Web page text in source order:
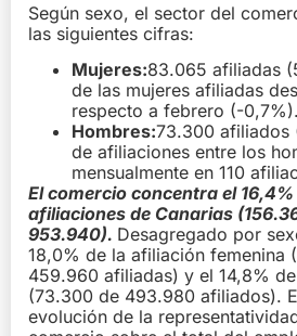
Según sexo, el sector del
las siguientes cifras:
Mujeres:83.065 afiliadas
de las mujeres afiliadas
respecto a febrero (-0,7%).
Hombres:73.300 afiliados
de afiliaciones entre los
mensualmente en 110
El comercio concentra el
afiliaciones de Canarias
953.940). Desagregado por
18,0% de la afiliación femenina
459.960 afiliadas) y el 14,8%
(73.300 de 493.980 afiliados).
evolución de la